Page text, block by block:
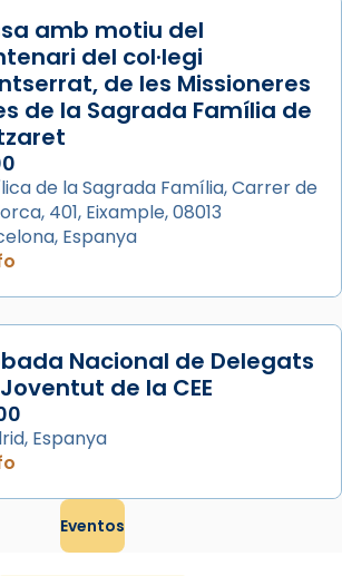
amb motiu del
del col·legi
de les Missioneres
de la Sagrada Família de
de la Sagrada Família, Carrer de
401, Eixample, 08013
Espanya
Nacional de Delegats
de la CEE
Espanya
Eventos